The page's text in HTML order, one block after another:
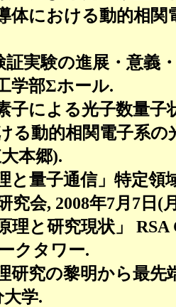
体における動的相関
証実験の進展・意義
学部Σホール.
子による光子数量
る動的相関電子系の
本郷).
と量子通信」特定
究会, 2008年7月 7 日 (
理と研究現状」
RSA
クタワー.
研究の黎明から最先
大学.